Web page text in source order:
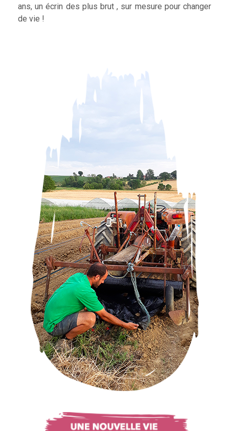
ans, un écrin des plus brut , sur mesure pour changer
de vie !